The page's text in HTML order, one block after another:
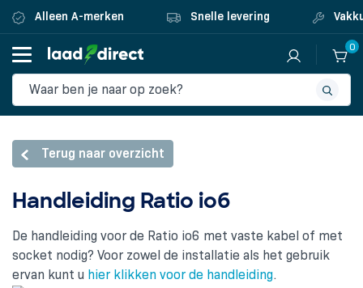
Alleen A-merken Snelle levering
0
Terug naar overzicht
Handleiding Ratio io6
De handleiding voor de Ratio io6 met vaste kabel of met
socket nodig? Voor zowel de installatie als het gebruik
ervan kunt u hier klikken voor de handleiding.